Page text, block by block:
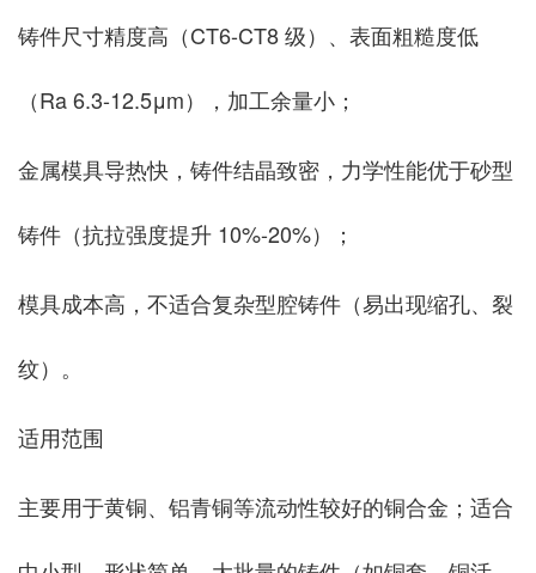
铸件尺寸精度高（CT6-CT8 级）、表面粗糙度低
（Ra 6.3-12.5μm），加工余量小；
金属模具导热快，铸件结晶致密，力学性能优于砂型
铸件（抗拉强度提升 10%-20%）；
模具成本高，不适合复杂型腔铸件（易出现缩孔、裂
纹）。
适用范围
主要用于黄铜、铝青铜等流动性较好的铜合金；适合